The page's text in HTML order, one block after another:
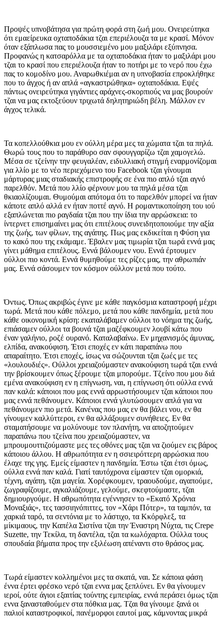
Προψές υπνοβάτησα για πρώτη φορά στη ζωή μου. Ονειρεύτηκα
ότι εμαείρευκα οχταποδάκια τζαι επεριέλουζα τα με κρασί. Μόνον
όταν εξάπλωσα πας το μουσσιεμένο μου μαξιλάρι εξύπνησα.
Προφανώς η κατσαρόλλα με τα οχταποδάκια ήταν το μαξιλάρι μου
τζαι το κρασί που επεριέλουζα ήταν το ποτήρι με το νερό που έχω
πας το κομοδίνο μου. Αναρωθκιέμαι αν η υπνοβασία επροκλήθηκε
που το άγχος ή αν απλά «αγκαστρώθηκα» οχταποδάκια. Εψές
πάντως ονειρεύτηκα γιγάντιες αράχνες-σκορπιούς να μας βουρούν
τζαι να μας εκτοξεύουν τριχωτά δηλητηριώδη βέλη. Μάλλον εν
άγχος τελικά.
Τα κοπελλούθκια μου εν ούλλη μέρα μες τα χώματα τζαι τα πηλά.
Θωρώ τους που το παράθυρο σαν σφουγγαρίζω τζαι χαμογελώ.
Μέσα σε τζείνην την φευγαλέαν, ειδυλλιακή στιγμή εναρμονίζομαι
για λλίο με το νέο περιεχόμενο του Facebook τζαι γίνουμαι
μάρτυρας μιας σταδιακής επιστροφής σε ένα πιο απλό τζαι αγνό
παρελθόν. Μετά που λλίο φέρνουν μου τα πηλά μέσα τζαι
θκιαολίζουμαι. Θυμούμαι απότομα ότι το παρελθόν μπορεί να ήταν
κάποτε απλό αλλά εν ήταν ποττέ αγνό. Η ρομαντικοποίηση του ιού
εξαπλώνεται πιο ραγδαία τζαι που την ίδια την αρρώσκεια: το
ίντερνετ επισημαίνει μας ότι επιτέλους συνειδητοποιούμε την αξία
της ζωής, των φίλων, της αγάπης. Πως μας εκδικείται η Φύση για
το κακό που της εκάμαμε. Έβαλεν μας τιμωρία τζαι τωρά εννά μας
γίνει μάθημα επιτέλους. Εννά βάλουμεν νου. Εννά έρτουμεν
ούλλοι πιο κοντά. Εννά θυμηθούμε τες ρίζες μας, την αθρωπιάν
μας. Εννά σάσουμεν τον κόσμον ούλλον μετά που τούτο.
Όντως. Όπως ακριβώς έγινε με κάθε παγκόσμια καταστροφή μέχρι
τωρά. Μετά που κάθε πόλεμο, μετά που κάθε πανδημία, μετά που
κάθε οικονομική κρίση: εκαταλάβαμεν ούλλοι το νόημα της ζωής,
επιάσαμεν ούλλοι τα βουνά τζαι μαζέφκουμεν λουβί κάτω που
έναν γαλήνιο, ροζέ ουρανό. Καταλαβαίνω. Εν μηχανισμός άμυνας,
ελπίδα, ανακούφιση. Έτσι εποχές εν κάτι παραπάνω που
απαραίτητο. Έτσι εποχές, ίσως να σώζουνται τζαι ζωές με τες
«λουλουδιές». Ούλλοι χρειαζούμαστεν ανακούφιση τωρά τζαι εννά
την βρίσκουμεν όπως ξέρουμε τζαι μπορούμε. Τζείνο που μου διά
εμένα ανακούφιση εν η επίγνωση, ναι, η επίγνωση ότι ούλλα εννά
παν καλά: κάποιοι που μας εννά αρρωστήσουμεν τζαι κάποιοι που
μας εννά πεθάνουμεν. Κάποιοι εννά γλυτώσουμεν απλά για να
πεθάνουμεν πιο μετά. Κανένας που μας εν θα βάλει νου, εν θα
γίνουμεν καλλύττεροι, εν θα αλλάξουμεν συνήθειες. Εν θα
σταματήσουμε να μολύνουμε τον πλανήτη, να αποζητούμεν
παραπάνω που τζείνα που χρειαζούμαστεν, να
μπρουμουττιζούμαστε μες τες οθόνες μας τζαι να ζιούμεν εις βάρος
κάποιου άλλου. Η αθρωπότητα εν η σσιειρόττερη αρρώσκια που
έλαχε της γης. Εμείς είμαστεν η πανδημία. Έστω τζαι έτσι όμως,
ούλλα εννά παν καλά. Γιατί ταυτόχρονα είμαστεν τζαι ομορκιά,
τέχνη, αγάπη, τζαι μαγεία. Χορέφκουμεν, τραουδούμε, αγαπούμε,
ζωγραφίζουμε, αγκαλιάζουμε, γελούμε, σκεφτούμαστε, τζαι
δημιουργούμε. Η αθρωπότητα εγέννησεν το «Εκατό Χρόνια
Μοναξιάς», τες τασσιηνόπιττες, τον «Χάρι Πότερ», τα ταμπόν, τα
χαρκιά ταρό, τα σεντόνια με το λάστιχο, τα Κκόρφλεξ, τα
μίκιμαους, την Καπέλα Σιστίνα τζαι την Έναστρη Νύχτα, τις Crepe
Suzette, την Τεκίλα, τη δαντέλα, τζαι τα κωλόχαρτα. Ούλλα τους
σπουδαία βήματα προς την εξιλέωση απέναντι στο θράσος μας.
Τωρά είμαστεν κολλημένοι μες τα σκατά, ναι. Σε κάποια φάση
έννα έρτει φρέσκο νερό τζαι εννα μας ξεπλύνει. Εν θα γίνουμεν
ιεροί, ούτε άγιοι εξαιτίας τούντης εμπειρίας, εννά περάσει όμως τζαι
εννα ξανασταθούμεν στα πόθκια μας. Τζαι θα γίνουμε ξανά οι
παλιοί καταστροφικοί, πανέμορφοι εαυτοί μας, κάμνοντας μικρά